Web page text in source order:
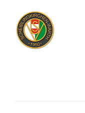
Inhalt
springen